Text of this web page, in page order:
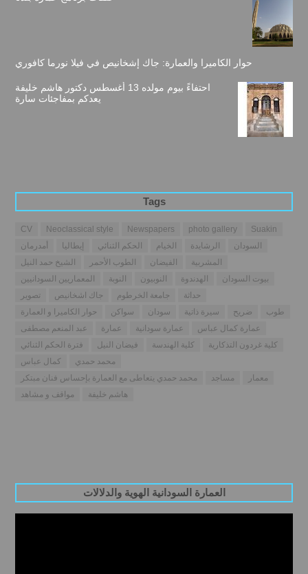
حوار الكاميرا والعمارة: جاك إشخانيص في فيلا نورما كافوري
احتفاءً بيوم مولده 13 أغسطس دكتور هاشم خليفة
يعدكم بمفاجئات سارة
Tags
CV Neoclassical style Newspapers photo gallery
Suakin
أمدرمان
إيطاليا الحكم الثنائي الخيام الرشايدة
السودان
الشيخ حمد النيل
الطوب الأحمر الفيضان
المشربية
المعماريين السودانيين
النوبة النوبيون الهدندوة
بيوت السودان
تصوير
جاك اشخانيص جامعة الخرطوم
حداثة
حوار الكاميرا و العمارة
سواكن سودان سيرة ذاتية ضريح
طوب
عبد المنعم مصطفى
عمارة عمارة سودانية
عمارة كمال عباس
فترة الحكم الثنائي
فيضان النيل كلية الهندسة
كلية غردون التذكارية
كمال عباس
محمد حمدي
محمد حمدي يتعاطى مع العمارة بإحساس فنان مبتكر
مساجد
معمار
مواقف و مشاهد
هاشم خليفة
العمارة السودانية الهوية والدلالات